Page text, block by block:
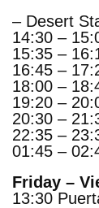
– Desert
14:30 –
15:35 –
16:45 –
18:00 –
19:20 –
20:30 –
22:35 –
01:45 –
Friday –
13:30